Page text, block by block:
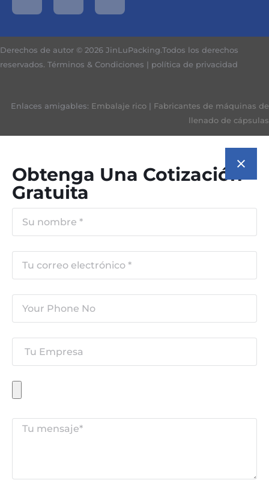
Derechos de autor © 2026 JinLuPacking.Todos los derechos
reservados. Términos & Condiciones | política de privacidad
Enlaces amigables: Embalaje rico | Fabricantes de máquinas de
llenado de cápsulas
Obtenga Una Cotización
Gratuita